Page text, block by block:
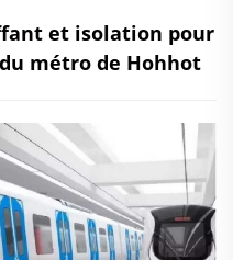
et isolation pour
métro de Hohhot